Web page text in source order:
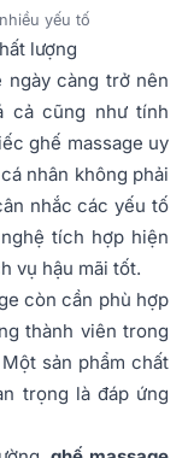
yếu tố
lượng
ngày càng trở nên
cả cũng như tính
ghế massage uy
nhân không phải
nhắc các yếu tố
tích hợp hiện
vụ hậu mãi tốt.
còn cần phù hợp
thành viên trong
sản phẩm chất
trọng là đáp ứng